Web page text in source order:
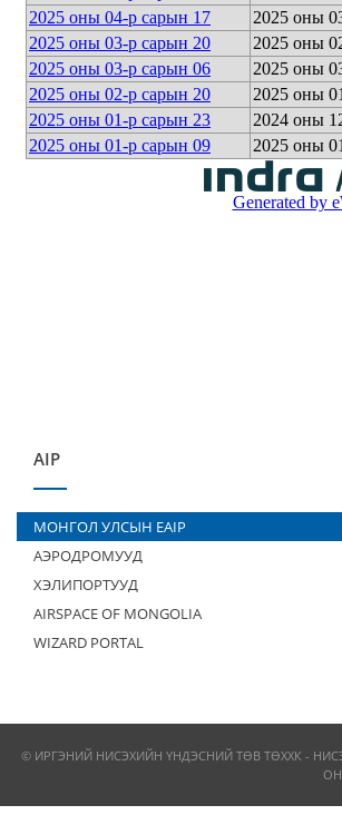
AIP
МОНГОЛ УЛСЫН EAIP
АЭРОДРОМУУД
ХЭЛИПОРТУУД
AIRSPACE OF MONGOLIA
WIZARD PORTAL
© ИРГЭНИЙ НИСЭХИЙН ҮНДЭСНИЙ ТӨВ ТӨХХК -
ОН